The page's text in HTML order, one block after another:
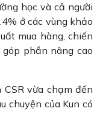
học và cả người
ở các vùng khảo
mua hàng, chiến
phần nâng cao
vừa chạm đến
chuyện của Kun có